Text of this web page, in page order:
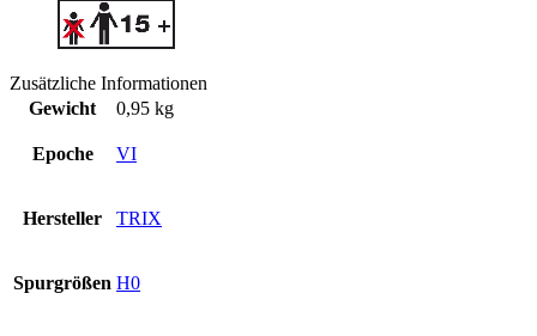
Zusätzliche Informationen
Gewicht
0,95 kg
Epoche VI
Hersteller TRIX
Spurgrößen H0